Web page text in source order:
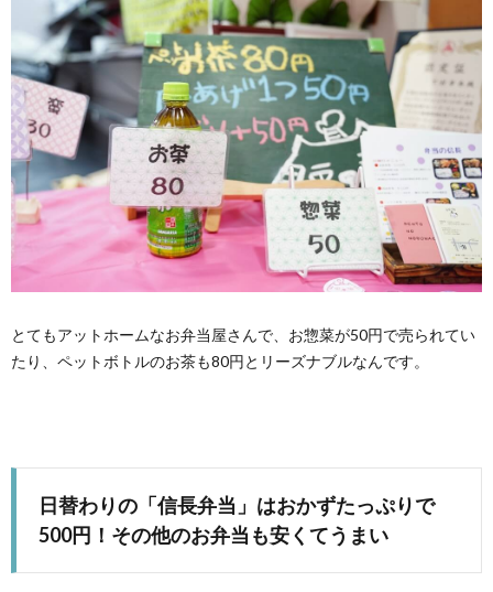
とてもアットホームなお弁当屋さんで、お惣菜が50円で売られてい
たり、ペットボトルのお茶も80円とリーズナブルなんです。
日替わりの「信長弁当」はおかずたっぷりで
500円！その他のお弁当も安くてうまい